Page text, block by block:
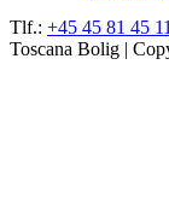
Tlf.: +45 45 81 45 11
Toscana Bolig |